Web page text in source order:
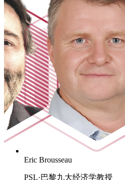
Florence Arestoff
PSL·巴黎九大发展经济学副教